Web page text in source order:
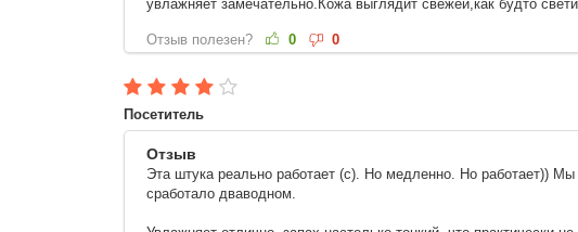
увлажняет замечательно.Кожа выглядит свежей,как будто
Отзыв полезен? 0 0
Посетитель
Отзыв
Эта штука реально работает (с). Но медленно. Но работает))
сработало дваводном.